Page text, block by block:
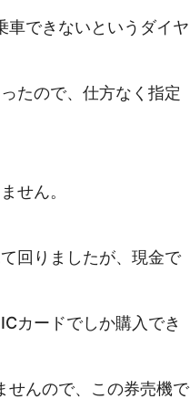
車できないというダイヤ
たので、仕方なく指定
せん。
回りましたが、現金で
カードでしか購入でき
せんので、この券売機で